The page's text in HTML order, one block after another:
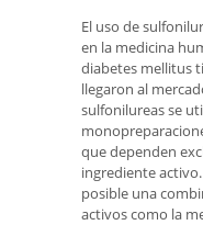
El uso de
en la medicina
diabetes mellitus
llegaron al
sulfonilureas se
que dependen
ingrediente
posible una
activos como la